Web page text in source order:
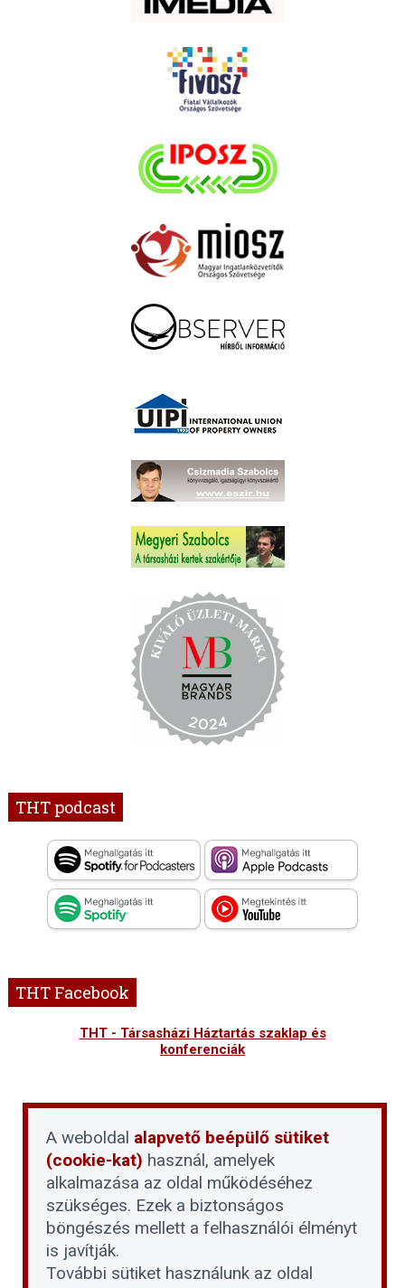
THT podcast
THT Facebook
THT - Társasházi Háztartás szaklap és
konferenciák
A weboldal alapvető beépülő sütiket
(cookie-kat) használ, amelyek
alkalmazása az oldal működéséhez
szükséges. Ezek a biztonságos
böngészés mellett a felhasználói élményt
is javítják.
További sütiket használunk az oldal